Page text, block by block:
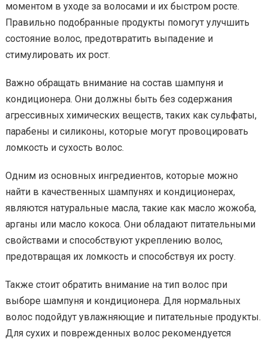
моментом в уходе за волосами и их быстром росте.
Правильно подобранные продукты помогут улучшить
состояние волос, предотвратить выпадение и
стимулировать их рост.
Важно обращать внимание на состав шампуня и
кондиционера. Они должны быть без содержания
агрессивных химических веществ, таких как сульфаты,
парабены и силиконы, которые могут провоцировать
ломкость и сухость волос.
Одним из основных ингредиентов, которые можно
найти в качественных шампунях и кондиционерах,
являются натуральные масла, такие как масло жожоба,
арганы или масло кокоса. Они обладают питательными
свойствами и способствуют укреплению волос,
предотвращая их ломкость и способствуя их росту.
Также стоит обратить внимание на тип волос при
выборе шампуня и кондиционера. Для нормальных
волос подойдут увлажняющие и питательные продукты.
Для сухих и поврежденных волос рекомендуется